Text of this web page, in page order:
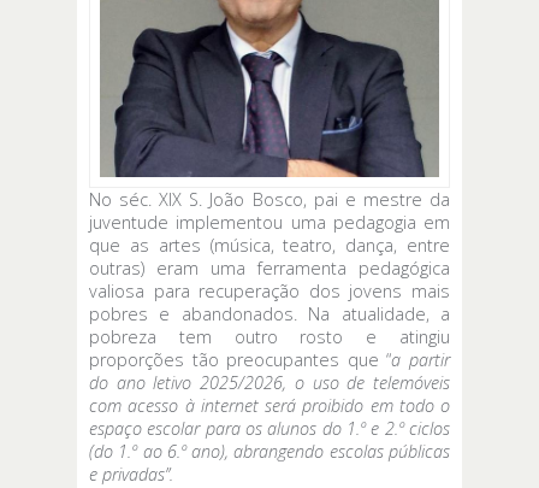
No séc. XIX S. João Bosco, pai e mestre da
juventude implementou uma pedagogia em
que as artes (música, teatro, dança, entre
outras) eram uma ferramenta pedagógica
valiosa para recuperação dos jovens mais
pobres e abandonados. Na atualidade, a
pobreza tem outro rosto e atingiu
proporções tão preocupantes que “a partir
do ano letivo 2025/2026, o uso de telemóveis
com acesso à internet será proibido em todo o
espaço escolar para os alunos do 1.º e 2.º ciclos
(do 1.º ao 6.º ano), abrangendo escolas públicas
e privadas”.